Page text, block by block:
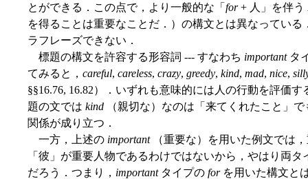
とができる．この点で，より一般的な「 for+ 人」を伴う
を得ることは重要なことだ．）の構文とは異なっている
ラフレーズできない．
標題の構文を許容する形容詞 --- すなわち importantタ
てみると， careful, careless, crazy, greedy, kind, mad, nice,
§§16.76, 16.82）．いずれも意味的には人の行動を評価
題の文では kind （親切な）なのは「来てくれたこと」
関係が成り立つ．
一方，上述の important（重要な）を用いた例文では
「彼」が重要人物であるわけではないから，やはり両
だろう．つまり， importantタイプの forを用いた構文と